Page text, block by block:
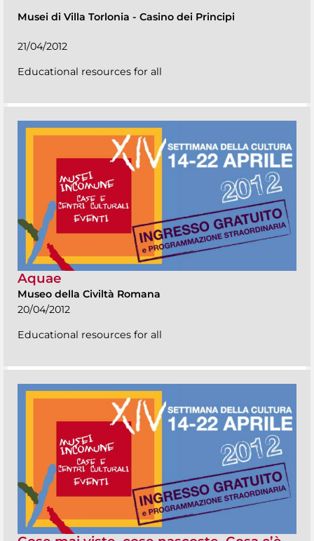
Musei di Villa Torlonia - Casino dei Principi
21/04/2012
Educational resources for all
Aquae
Museo della Civiltà Romana
20/04/2012
Educational resources for all